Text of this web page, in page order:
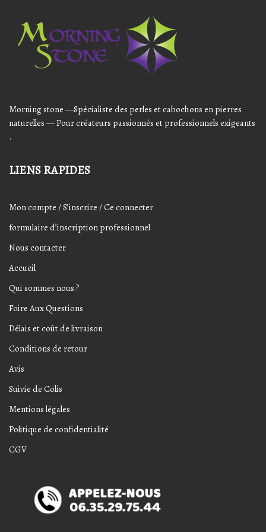
Morning stone —Spécialiste des perles et cabochons en pierres
naturelles — Pour créateurs passionnés et professionnels exigeants
.
LIENS RAPIDES
Mon compte / S’inscrire / Ce connecter
formulaire d’inscription professionnel
Nous contacter
Accueil
Qui sommes nous ?
Foire Aux Questions
Délais et coût de livraison
Conditions de retour
Avis
Suivie de Colis
Mentions légales
Politique de confidentialité
CGV